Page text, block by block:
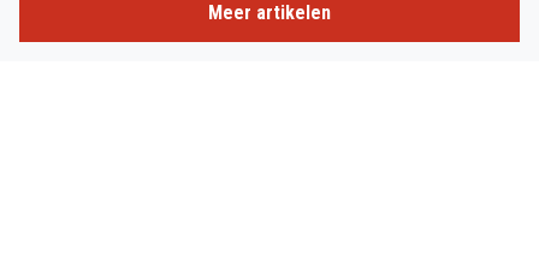
Meer artikelen